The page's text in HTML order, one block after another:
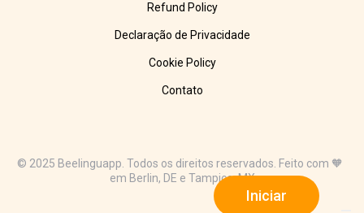
Iniciar
Refund Policy
Declaração de Privacidade
Cookie Policy
Contato
© 2025 Beelinguapp. Todos os direitos reservados. Feito com 🧡
em Berlin, DE e Tampico, MX